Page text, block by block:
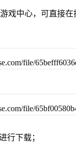
戏中心，可直接
行下载；